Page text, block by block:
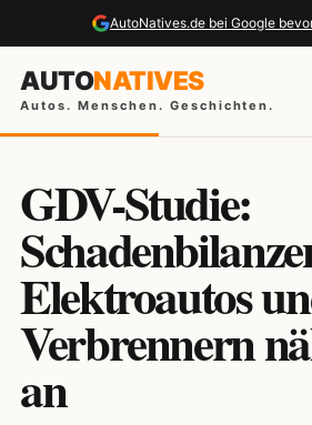
AutoNatives.de bei Google
AUTONATIVES
Autos. Menschen. Geschichten.
GDV-Studie:
Elektroautos
Verbrennern
an